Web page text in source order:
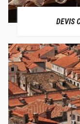
DEVIS